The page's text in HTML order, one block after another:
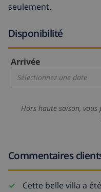
seulement.
Disponibilité
Arrivée
Sélectionnez une date
Hors haute saison,
Commentaires
Cette belle villa a